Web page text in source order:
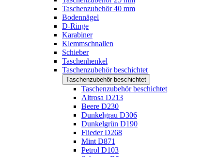
Taschenzubehör 40 mm
Bodennägel
D-Ringe
Karabiner
Klemmschnallen
Schieber
Taschenhenkel
Taschenzubehör beschichtet
Taschenzubehör beschichtet
Taschenzubehör beschichtet
Altrosa D213
Beere D230
Dunkelgrau D306
Dunkelgrün D190
Flieder D268
Mint D871
Petrol D103